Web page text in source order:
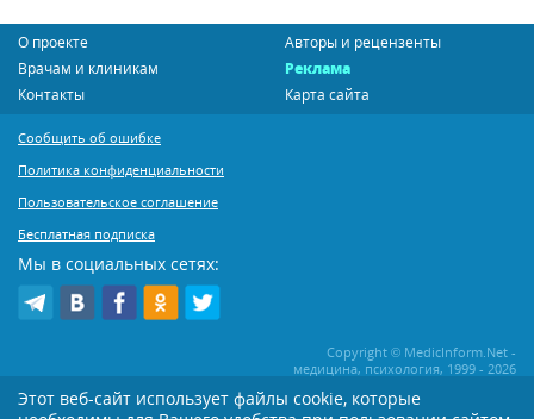
О проекте
Авторы и рецензенты
Врачам и клиникам
Реклама
Контакты
Карта сайта
Сообщить об ошибке
Политика конфиденциальности
Пользовательское соглашение
Бесплатная подписка
Мы в социальных сетях:
Copyright © MedicInform.Net -
медицина, психология, 1999 - 2026
Этот веб-сайт использует файлы cookie, которые